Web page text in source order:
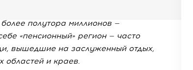
полутора миллионов —
«пенсионный» регион — часто
вышедшие на заслуженный отдых,
областей и краев.